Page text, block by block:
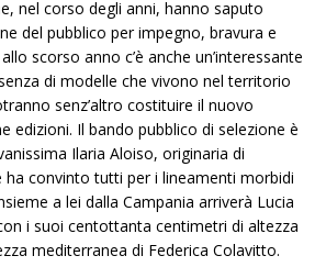
nel corso degli anni, hanno saputo
del pubblico per impegno, bravura e
scorso anno c’è anche un’interessante
di modelle che vivono nel territorio
senz’altro costituire il nuovo
edizioni. Il bando pubblico di selezione è
Ilaria Aloiso, originaria di
ha convinto tutti per i lineamenti morbidi
a lei dalla Campania arriverà Lucia
i suoi centottanta centimetri di altezza
mediterranea di Federica Colavitto.